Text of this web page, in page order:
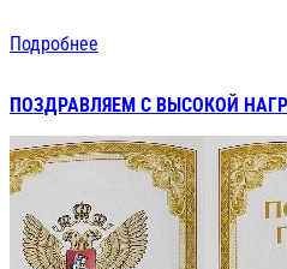
Подробнее
ПОЗДРАВЛЯЕМ С ВЫСОКОЙ